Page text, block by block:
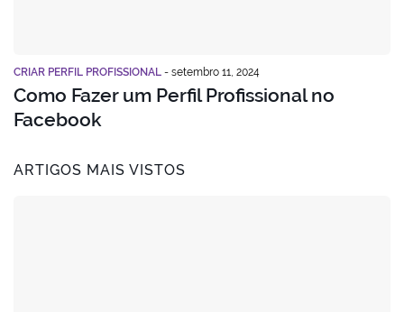
CRIAR PERFIL PROFISSIONAL - setembro 11, 2024
Como Fazer um Perfil Profissional no
Facebook
ARTIGOS MAIS VISTOS